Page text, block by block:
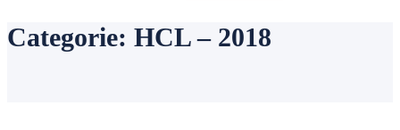
Categorie: HCL – 2018